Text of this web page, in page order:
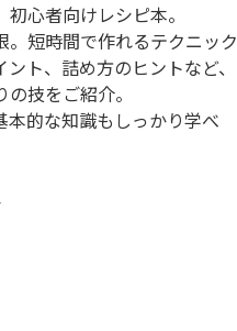
心者向けレシピ本。
短時間で作れるテクニック
ト、詰め方のヒントなど、
技をご紹介。
本的な知識もしっかり学べ